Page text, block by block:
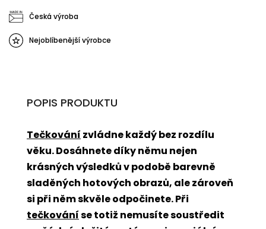
Česká výroba
Nejoblíbenější výrobce
POPIS PRODUKTU
Tečkování zvládne každý bez rozdílu
věku. Dosáhnete díky němu nejen
krásných výsledků v podobě barevně
sladěných hotových obrazů, ale zároveň
si při něm skvěle odpočinete. Při
tečkováníse totiž nemusíte soustředit